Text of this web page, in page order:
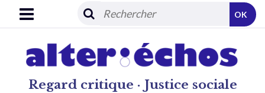
Regard critique · Justice sociale
OK